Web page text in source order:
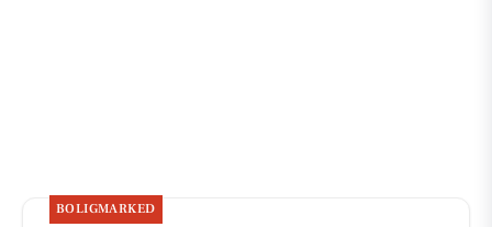
BOLIGMARKED